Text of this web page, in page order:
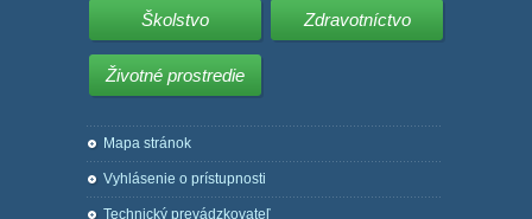
Školstvo Zdravotníctvo
Životné prostredie
Mapa stránok
Vyhlásenie o prístupnosti
Technický prevádzkovateľ